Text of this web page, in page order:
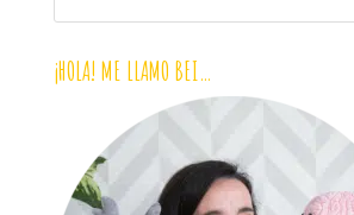
¡HOLA! ME LLAMO BEI…